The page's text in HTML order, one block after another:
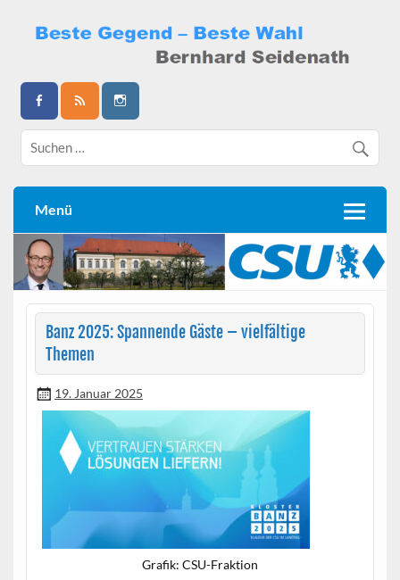
content
Bernhard Seidenath
Menü
Banz 2025: Spannende Gäste – vielfältige
Themen
19. Januar 2025
Grafik: CSU-Frak­tion